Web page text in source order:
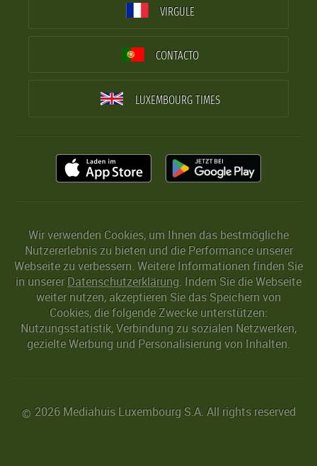
VIRGULE
CONTACTO
LUXEMBOURG TIMES
Wir verwenden Cookies, um Ihnen das bestmögliche
Nutzererlebnis zu bieten und die Performance unserer
Webseite zu verbessern. Weitere Informationen finden Sie
in unserer Datenschutzerklärung. Indem Sie die Webseite
weiter nutzen, akzeptieren Sie das Speichern von
Cookies, die folgende Zwecke unterstützen:
Nutzungsstatistik, Verbindung zu sozialen Netzwerken,
gezielte Werbung und Personalisierung von Inhalten.
© 2026 Mediahuis Luxembourg S.A. All rights reserved